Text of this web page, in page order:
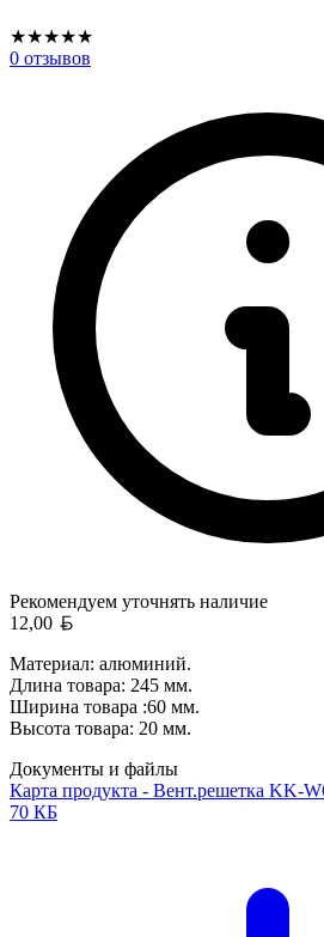
★★★★★
0 отзывов
Рекомендуем уточнять наличие
12,00
Материал: алюминий.
Длина товара: 245 мм.
Ширина товара :60 мм.
Высота товара: 20 мм.
Документы и файлы
Карта продукта - Вент.решетка KK-
70 КБ